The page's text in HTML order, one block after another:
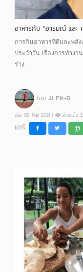
อาหารกับ "อารมณ์ และ
การกินอาหารที่ดีและพลั
ประจำวัน เรื่องการทำง
ร่าง
โดย JJ Fit-D
เมื่อ 08 Mar 2021 | อ่านแล้ว
แชร์